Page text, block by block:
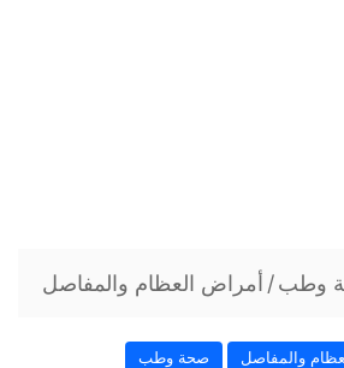
وطب / أمراض العظام والمفاصل
والمفاصل صحة وطب